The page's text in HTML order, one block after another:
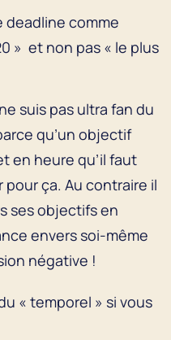
deadline comme
» et non pas « le plus
suis pas ultra fan du
qu’un objectif
en heure qu’il faut
pour ça. Au contraire il
ses objectifs en
envers soi-même
négative !
« temporel » si vous